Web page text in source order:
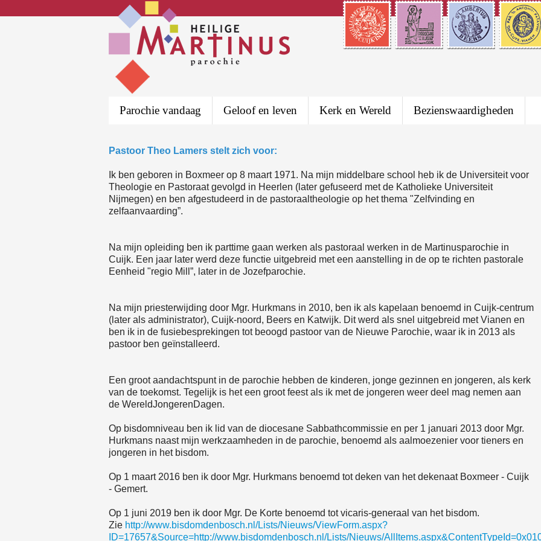
Parochie vandaag Geloof en leven Kerk en Wereld Bezienswaardigheden
Pastoor Theo Lamers stelt zich voor:
Ik ben geboren in Boxmeer op 8 maart 1971. Na mijn middelbare school heb ik de Universiteit voor
Theologie en Pastoraat gevolgd in Heerlen (later gefuseerd met de Katholieke Universiteit
Nijmegen) en ben afgestudeerd in de pastoraaltheologie op het thema "Zelfvinding en
zelfaanvaarding”.
Na mijn opleiding ben ik parttime gaan werken als pastoraal werken in de Martinusparochie in
Cuijk. Een jaar later werd deze functie uitgebreid met een aanstelling in de op te richten pastorale
Eenheid "regio Mill”, later in de Jozefparochie.
Na mijn priesterwijding door Mgr. Hurkmans in 2010, ben ik als kapelaan benoemd in Cuijk-centrum
(later als administrator), Cuijk-noord, Beers en Katwijk. Dit werd als snel uitgebreid met Vianen en
ben ik in de fusiebesprekingen tot beoogd pastoor van de Nieuwe Parochie, waar ik in 2013 als
pastoor ben geïnstalleerd.
Een groot aandachtspunt in de parochie hebben de kinderen, jonge gezinnen en jongeren, als kerk
van de toekomst. Tegelijk is het een groot feest als ik met de jongeren weer deel mag nemen aan
de WereldJongerenDagen.
Op bisdomniveau ben ik lid van de diocesane Sabbathcommissie en per 1 januari 2013 door Mgr.
Hurkmans naast mijn werkzaamheden in de parochie, benoemd als aalmoezenier voor tieners en
jongeren in het bisdom.
Op 1 maart 2016 ben ik door Mgr. Hurkmans benoemd tot deken van het dekenaat Boxmeer - Cuijk
- Gemert.
Op 1 juni 2019 ben ik door Mgr. De Korte benoemd tot vicaris-generaal van het bisdom.
Zie http://www.bisdomdenbosch.nl/Lists/Nieuws/ViewForm.aspx?
ID=17657&Source=http://www.bisdomdenbosch.nl/Lists/Nieuws/